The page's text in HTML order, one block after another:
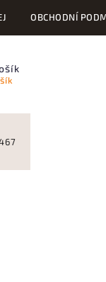
OBCHODNÍ
A LOV